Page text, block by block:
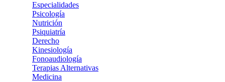
Especialidades
Psicología
Nutrición
Psiquiatría
Derecho
Kinesiología
Fonoaudiología
Terapias Alternativas
Medicina